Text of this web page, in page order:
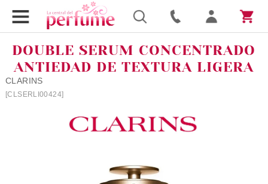
DOUBLE SERUM CONCENTRADO
ANTIEDAD DE TEXTURA LIGERA
CLARINS
[CLSERLI00424]